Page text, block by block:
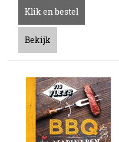
Klik en bestel
Bekijk